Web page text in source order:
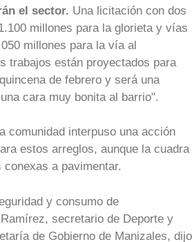
el sector. Una licitación con dos
millones para la glorieta y vías
millones para la vía al
trabajos están proyectados para
de febrero y será una
cara muy bonita al barrio".
comunidad interpuso una acción
estos arreglos, aunque la cuadra
a pavimentar.
y consumo de
secretario de Deporte y
de Gobierno de Manizales, dijo